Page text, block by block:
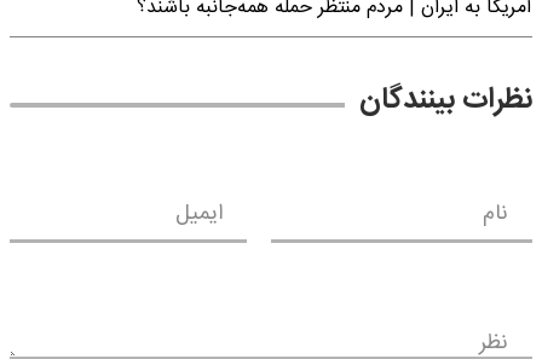
آمریکا به ایران | مردم منتظر حمله همه‌جانبه باشند؟
نظرات بینندگان
نام ایمیل
نظر